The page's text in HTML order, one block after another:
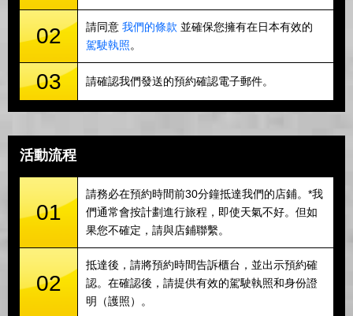
02 請同意 我們的條款 並確保您擁有在日本有效的
駕駛執照。
03 請確認我們發送的預約確認電子郵件。
活動流程
01
請務必在預約時間前30分鐘抵達我們的店鋪。*我
們通常會按計劃進行旅程，即使天氣不好。但如
果您不確定，請與店鋪聯繫。
02
抵達後，請將預約時間告訴櫃台，並出示預約確
認。在確認後，請提供有效的駕駛執照和身份證
明（護照）。